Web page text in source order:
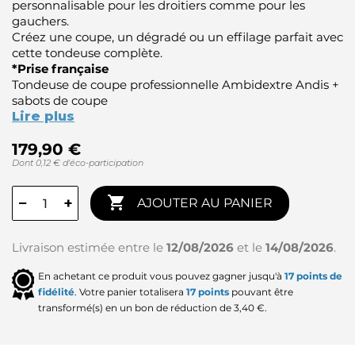
personnalisable pour les droitiers comme pour les
gauchers.
Créez une coupe, un dégradé ou un effilage parfait avec
cette tondeuse complète.
*Prise française
Tondeuse de coupe professionnelle Ambidextre Andis +
sabots de coupe
Lire plus
179,90 €
Dont 0,12 € d'éco-participation
− +  AJOUTER AU PANIER
Livraison estimée entre le 12/08/2026 et le 14/08/2026.
En achetant ce produit vous pouvez gagner jusqu'à 17 points de
fidélité. Votre panier totalisera 17 points pouvant être
transformé(s) en un bon de réduction de 3,40 €.